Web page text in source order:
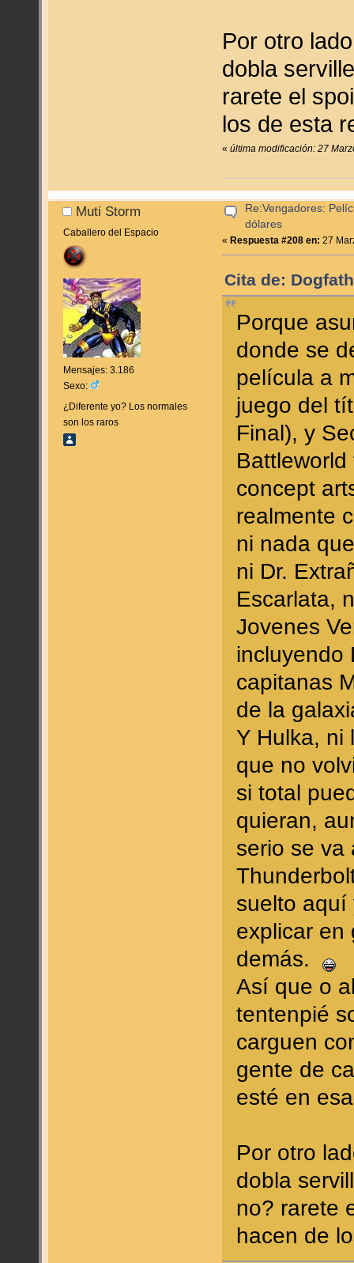
Por otro
dobla
rarete el
los de esta
«última modificación: 27
Muti Storm
Caballero del Espacio
Mensajes: 3.186
Sexo:
¿Diferente yo? Los normales
son los raros
Re:Vengadores:
dólares
« Respuesta #208 en: 27
Cita de:
Porque
donde se
película a
juego del
Final), y
concept
realmente
ni nada
ni Dr.
Escarlata,
Jovenes
incluyendo
capitanas
de la
Y Hulka, ni
que no
si total
quieran,
serio se va
suelto aquí
explicar en
demás.
Así que o
tentenpié
carguen
gente de
esté en
Por otro
dobla
no? rarete
hacen de